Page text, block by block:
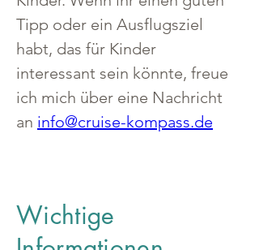
Tipp oder ein Ausflugsziel
habt, das für Kinder
interessant sein könnte, freue
ich mich über eine Nachricht
an info@cruise-kompass.de
Wichtige